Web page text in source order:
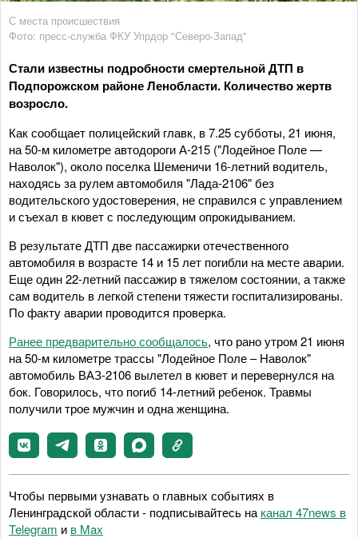
С места происшествия
Фото: пресс-служба ФКУ Упрдор "Северо-Запад"
Стали известны подробности смертельной ДТП в
Подпорожском районе Ленобласти. Количество жертв
возросло.
Как сообщает полицейский главк, в 7.25 субботы, 21 июня,
на 50-м километре автодороги А-215 ("Лодейное Поле —
Наволок"), около поселка Шеменичи 16-летний водитель,
находясь за рулем автомобиля "Лада-2106" без
водительского удостоверения, не справился с управлением
и съехал в кювет с последующим опрокидыванием.
В результате ДТП две пассажирки отечественного
автомобиля в возрасте 14 и 15 лет погибли на месте аварии.
Еще один 22-летний пассажир в тяжелом состоянии, а также
сам водитель в легкой степени тяжести госпитализированы.
По факту аварии проводится проверка.
Ранее предварительно сообщалось, что рано утром 21 июня
на 50-м километре трассы "Лодейное Поле – Наволок"
автомобиль ВАЗ-2106 вылетел в кювет и перевернулся на
бок. Говорилось, что погиб 14-летний ребенок. Травмы
получили трое мужчин и одна женщина.
Чтобы первыми узнавать о главных событиях в
Ленинградской области - подписывайтесь на канал 47news в
Telegram и в Maх